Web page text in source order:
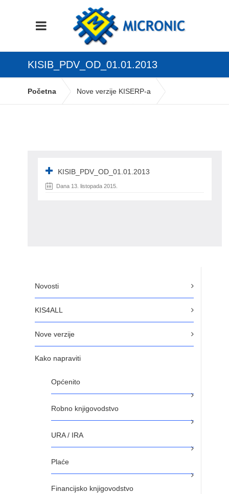
KISIB_PDV_OD_01.01.2013
Početna Nove verzije KISERP-a
Novosti
KIS4ALL
Nove verzije
Kako napraviti
Općenito
Robno knjigovodstvo
URA / IRA
Plaće
Financijsko knjigovodstvo
KISIB_PDV_OD_01.01.2013
Dana 13. listopada 2015.